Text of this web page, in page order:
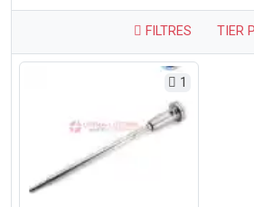
FILTRES TIER
1